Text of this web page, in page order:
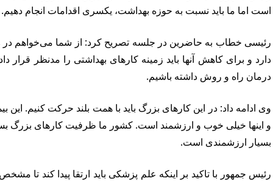
است اما ما باید نسبت به حوزه بهداشت، یکسری اقدامات انجام دهیم.
رئیسی خطاب به حاضرین در جلسه تصریح کرد: از شما می‌خواهم در
دارد و برای کاهش آنها باید زمینه کارهای بهداشتی را مدنظر
درمان راه و روش داشته باشیم.
وی ادامه داد: در این کارهای بزرگ باید با همت بلند حرکت کنیم.
و اینها خیلی خوب و ارزشمند است. کشور ما ظرفیت کارهای بزرگ
بسیار ارزشمندی است.
رئیس جمهور با تاکید بر اینکه علم پزشکی باید ارتقا پیدا کند